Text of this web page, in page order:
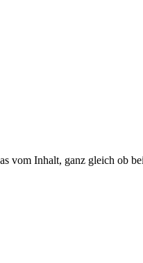
vom Inhalt, ganz gleich ob